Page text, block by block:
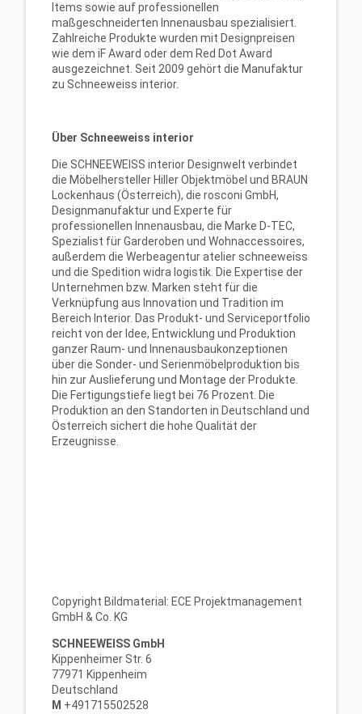
Items sowie auf professionellen
maßgeschneiderten Innenausbau spezialisiert.
Zahlreiche Produkte wurden mit Designpreisen
wie dem iF Award oder dem Red Dot Award
ausgezeichnet. Seit 2009 gehört die Manufaktur
zu Schneeweiss interior.
Über Schneeweiss interior
Die SCHNEEWEISS interior Designwelt verbindet
die Möbelhersteller Hiller Objektmöbel und BRAUN
Lockenhaus (Österreich), die rosconi GmbH,
Designmanufaktur und Experte für
professionellen Innenausbau, die Marke D-TEC,
Spezialist für Garderoben und Wohnaccessoires,
außerdem die Werbeagentur atelier schneeweiss
und die Spedition widra logistik. Die Expertise der
Unternehmen bzw. Marken steht für die
Verknüpfung aus Innovation und Tradition im
Bereich Interior. Das Produkt- und Serviceportfolio
reicht von der Idee, Entwicklung und Produktion
ganzer Raum- und Innenausbaukonzeptionen
über die Sonder- und Serienmöbelproduktion bis
hin zur Auslieferung und Montage der Produkte.
Die Fertigungstiefe liegt bei 76 Prozent. Die
Produktion an den Standorten in Deutschland und
Österreich sichert die hohe Qualität der
Erzeugnisse.
Copyright Bildmaterial: ECE Projektmanagement
GmbH & Co. KG
SCHNEEWEISS GmbH
Kippenheimer Str. 6
77971 Kippenheim
Deutschland
M +491715502528